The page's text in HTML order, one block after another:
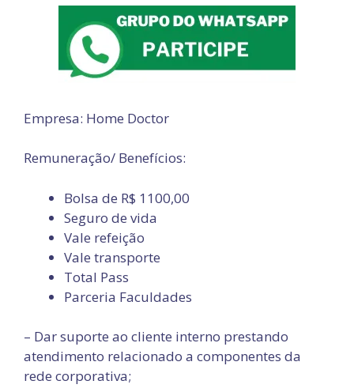
Empresa: Home Doctor
Remuneração/ Benefícios:
Bolsa de R$ 1100,00
Seguro de vida
Vale refeição
Vale transporte
Total Pass
Parceria Faculdades
– Dar suporte ao cliente interno prestando
atendimento relacionado a componentes da
rede corporativa;